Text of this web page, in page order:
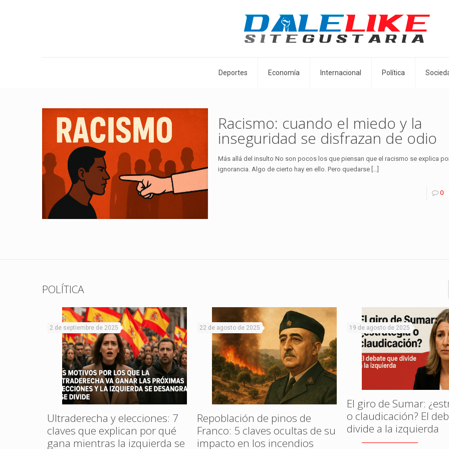
Deportes Economía Internacional Política
Racismo: cuando el miedo y la
inseguridad se disfrazan de odio
Más allá del insulto No son pocos los que piensan que el racismo se explica
ignorancia. Algo de cierto hay en ello. Pero quedarse […]
0
POLÍTICA
2 de septiembre de 2025
Ultraderecha y elecciones: 7
claves que explican por qué
gana mientras la izquierda se
22 de agosto de 2025
Repoblación de pinos de
Franco: 5 claves ocultas de su
impacto en los incendios
19 de agosto de 2025
El giro de Sumar:
o claudicación? El
divide a la izquierda